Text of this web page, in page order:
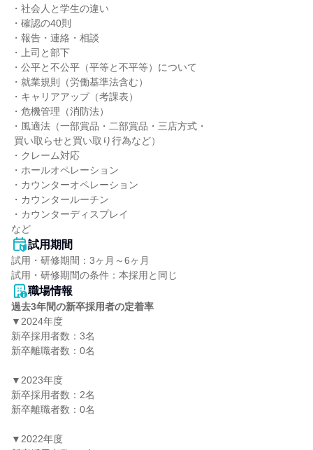
・社会人と学生の違い
・確認の40則
・報告・連絡・相談
・上司と部下
・公平と不公平（平等と不平等）について
・就業規則（労働基準法含む）
・キャリアアップ（考課表）
・危機管理（消防法）
・風適法（一部賞品・二部賞品・三店方式・
・クレーム対応
・ホールオペレーション
・カウンターオペレーション
・カウンタールーチン
・カウンターディスプレイ
など
試用期間
試用・研修期間：3ヶ月～6ヶ月
職場情報
過去3年間の新卒採用者の定着率
▼2024年度
新卒採用者数：3名
新卒離職者数：0名
▼2023年度
新卒採用者数：2名
新卒離職者数：0名
▼2022年度